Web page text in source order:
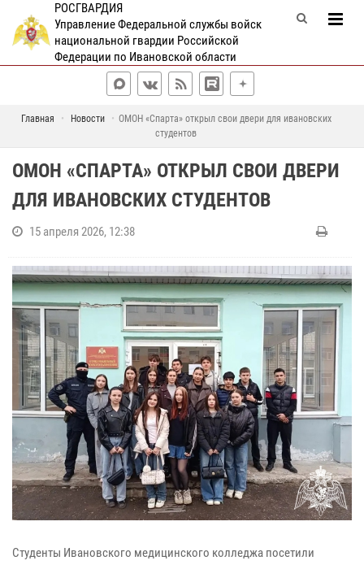
РОСГВАРДИЯ
Управление Федеральной службы войск
национальной гвардии Российской
Федерации по Ивановской области
Главная Новости
ОМОН «Спарта» открыл свои двери для ивановских
студентов
ОМОН «СПАРТА» ОТКРЫЛ СВОИ ДВЕРИ
ДЛЯ ИВАНОВСКИХ СТУДЕНТОВ
15 апреля 2026, 12:38
Студенты Ивановского медицинского колледжа посетили